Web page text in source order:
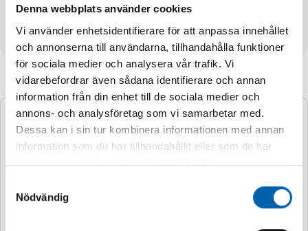
Denna webbplats använder cookies
Vi använder enhetsidentifierare för att anpassa innehållet
och annonserna till användarna, tillhandahålla funktioner
för sociala medier och analysera vår trafik. Vi
vidarebefordrar även sådana identifierare och annan
information från din enhet till de sociala medier och
annons- och analysföretag som vi samarbetar med.
Dessa kan i sin tur kombinera informationen med annan
information som du har tillhandahållit eller som de har
samlat in när du har använt deras tjänster.
Nödvändig
- lägsta arbetstemperatur -15°C
- nettovikt 336 g (600 ml)
Andra köpte även